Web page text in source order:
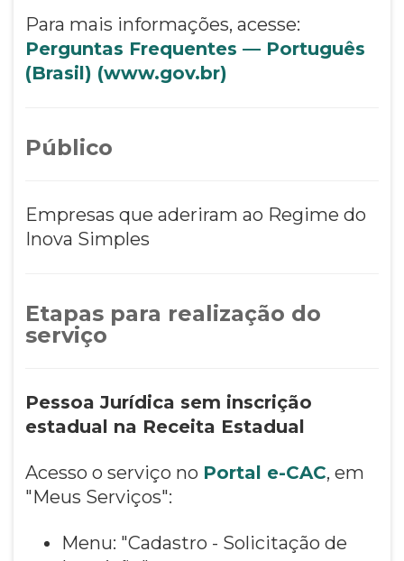
Para mais informações, acesse:
Perguntas Frequentes — Português
(Brasil) (www.gov.br)
Público
Empresas que aderiram ao Regime do
Inova Simples
Etapas para realização do
serviço
Pessoa Jurídica sem inscrição
estadual na Receita Estadual
Acesso o serviço no Portal e-CAC, em
"Meus Serviços":
Menu: "Cadastro - Solicitação de